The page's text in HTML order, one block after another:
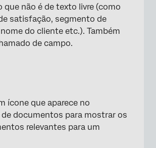
que não é de texto livre (como
satisfação, segmento de
do cliente etc.). Também
de campo.
ícone que aparece no
documentos para mostrar os
relevantes para um